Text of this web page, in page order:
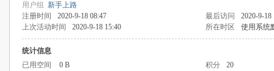
用户组 新手上路
注册时间
2020-9-18 08:47 最后访问
2020-9-18
上次活动时间
2020-9-18 15:40 所在时区 使用系统
统计信息
已用空间
0 B 积分
20